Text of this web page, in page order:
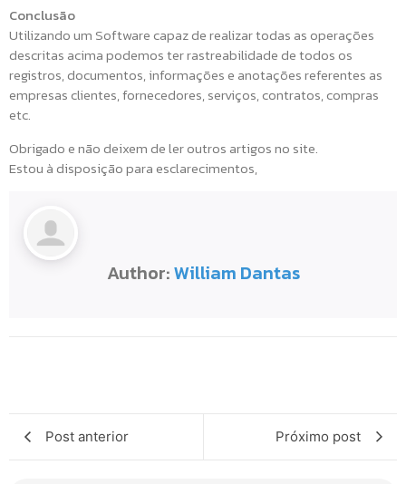
Conclusão
Utilizando um Software capaz de realizar todas as operações
descritas acima podemos ter rastreabilidade de todos os
registros, documentos, informações e anotações referentes as
empresas clientes, fornecedores, serviços, contratos, compras
etc.
Obrigado e não deixem de ler outros artigos no site.
Estou à disposição para esclarecimentos,
Author:William Dantas
Post anterior Próximo post